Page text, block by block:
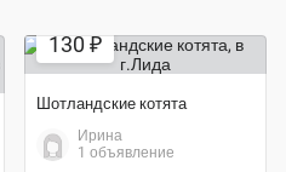
130 ₽
Шотландские котята
Ирина
1 объявление